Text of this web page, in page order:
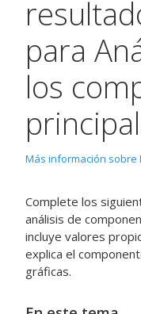
para
los
Más información sobre
Complete los
análisis de
incluye valores
explica el
gráficas.